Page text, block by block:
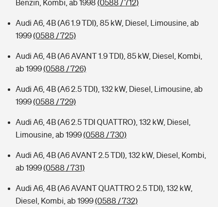
Benzin, Kombi, ab 1998 (0588 / 712)
Audi A6, 4B (A6 1.9 TDI), 85 kW, Diesel, Limousine, ab
1999(0588 / 725)
Audi A6, 4B (A6 AVANT 1.9 TDI), 85 kW, Diesel, Kombi,
ab 1999(0588 / 726)
Audi A6, 4B (A6 2.5 TDI), 132 kW, Diesel, Limousine, ab
1999(0588 / 729)
Audi A6, 4B (A6 2.5 TDI QUATTRO), 132 kW, Diesel,
Limousine, ab 1999(0588 / 730)
Audi A6, 4B (A6 AVANT 2.5 TDI), 132 kW, Diesel, Kombi,
ab 1999(0588 / 731)
Audi A6, 4B (A6 AVANT QUATTRO 2.5 TDI), 132 kW,
Diesel, Kombi, ab 1999(0588 / 732)